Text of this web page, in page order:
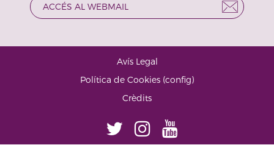
ACCÉS AL WEBMAIL
Avís Legal
Política de Cookies (config)
Crèdits